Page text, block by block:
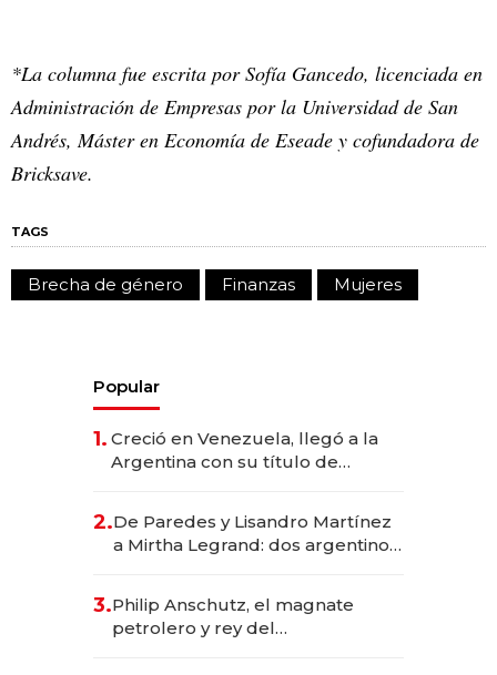
*La columna fue escrita por Sofía Gancedo, licenciada en
Administración de Empresas por la Universidad de San
Andrés, Máster en Economía de Eseade y cofundadora de
Bricksave.
TAGS
Brecha de género Finanzas Mujeres
Popular
1. Creció en Venezuela, llegó a la
Argentina con su título de
las marcas "fast premium"
2.De Paredes y Lisandro Martínez
a Mirtha Legrand: dos argentinos
3.Philip Anschutz, el magnate
petrolero y rey del